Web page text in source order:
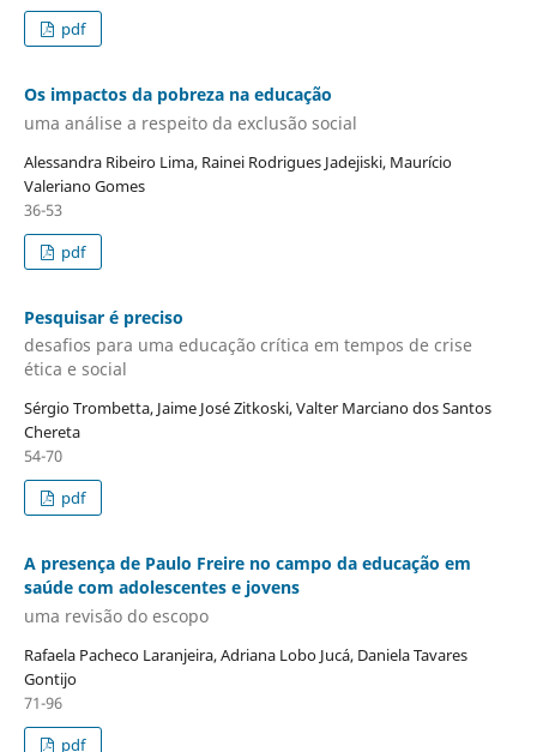
pdf
Os impactos da pobreza na educação
uma análise a respeito da exclusão social
Alessandra Ribeiro Lima, Rainei Rodrigues Jadejiski, Maurício
Valeriano Gomes
36-53
pdf
Pesquisar é preciso
desafios para uma educação crítica em tempos de crise
ética e social
Sérgio Trombetta, Jaime José Zitkoski, Valter Marciano dos Santos
Chereta
54-70
pdf
A presença de Paulo Freire no campo da educação em
saúde com adolescentes e jovens
uma revisão do escopo
Rafaela Pacheco Laranjeira, Adriana Lobo Jucá, Daniela Tavares
Gontijo
71-96
pdf